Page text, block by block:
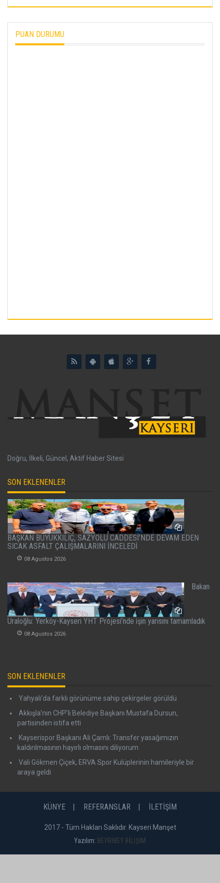
PUAN DURUMU
Doğru, İlkeli, Güncel, Aktif Haber Sitesi
SON EKLENENLER
BAŞKAN BÜYÜKKILIÇ, SAZYOLU CADDESİ’NDE DEVAM EDEN
SICAK ASFALT ÇALIŞMALARINI İNCELEDİ
08 Agustos 2026
Bakan
Uraloğlu: Yerköy-Kayseri YHT Projesi’nde işin yarısını tamamladık
08 Agustos 2026
SON EKLENENLER
Yahyalı’da farklı görünüme sahip çekirgeler görüldü
Akkışla’nın CHP’li Belediye Başkanı Mustafa Dursun,
partisinden istifa etti
Kayserispor Başkanı Ali Çamlı: Transfer yasağımızın
kaldırılmasının hayırlı olmasını diliyorum
Vali Gökmen Çiçek, ERVA Spor Kulüplerinin hamileriyle bir
araya geldi
KÜNYE REFERANSLAR İLETİŞİM
2017 - Tüm Hakları Saklıdır. Kayseri Manşet
Yazılım: BEYRİBEY BİLİŞİM